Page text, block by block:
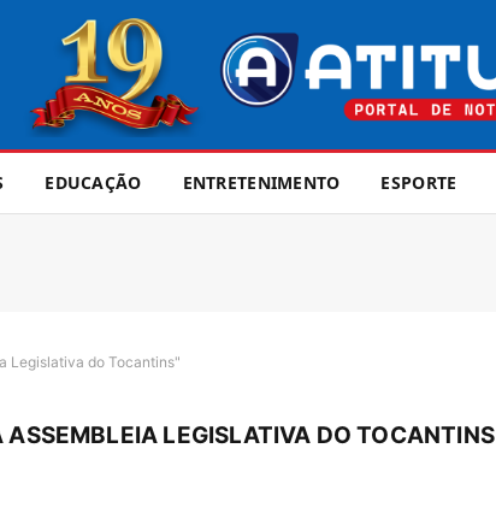
EDUCAÇÃO ENTRETENIMENTO ESPORTE
Legislativa do Tocantins"
ASSEMBLEIA LEGISLATIVA DO TOCANTINS